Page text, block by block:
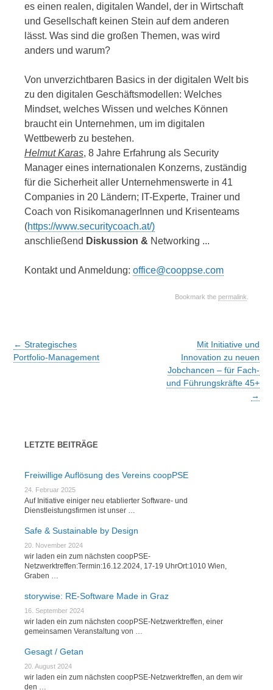
es einen realen, digitalen Wandel, der in Wirtschaft
und Gesellschaft keinen Stein auf dem anderen
lässt. Was sind die großen Themen, was wird
anders und warum?
Von unverzichtbaren Basics in der digitalen Welt bis
zu den digitalen Geschäftsmodellen: Welches
Mindset, welches Wissen und welches Können
braucht ein Unternehmen, um im digitalen
Wettbewerb zu bestehen.
Helmut Karas, 8 Jahre Erfahrung als Security
Manager eines internationalen Konzerns, zuständig
für die Sicherheit aller Unternehmenswerte in 41
Companies in 20 Ländern; IT-Experte, Trainer und
Coach von RisikomanagerInnen und Krisenteams
(https://www.securitycoach.at/)
anschließend Diskussion & Networking ...
Kontakt und Anmeldung: office@cooppse.com
Bookmark the permalink
Post
navigation
← Strategisches
Portfolio-Management
Mit Initiative und
Innovation zu neuen
Jobchancen – für Fach-
und Führungskräfte 45+
→
LETZTE BEITRÄGE
Freiwillige Auflösung des Vereins coopPSE
24. Februar 2025
Auf Initiative einiger neu etablierter Software- und
Dienstleistungsfirmen ist unser …
Safe & Sustainable by Design
20. November 2024
wir laden ein zum nächsten coopPSE-
Netzwerktreffen:Termin:16.12.2024, 17-19 UhrOrt:1010 Wien,
Graben …
storywise: RE-Software Made in Graz
16. September 2024
wir laden ein zum nächsten coopPSE-Netzwerktreffen, einer
gemeinsamen Veranstaltung von …
Gesagt / Getan
20. August 2024
wir laden ein zum nächsten coopPSE-Netzwerktreffen, an dem wir
den …